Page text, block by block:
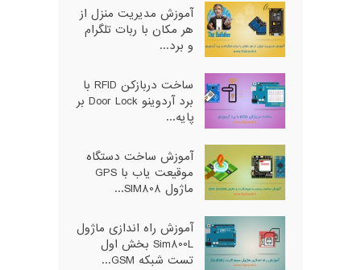
آموزش مدیریت منزل از
هر مکان با ربات تلگرام
و برد...
ساخت دربازکن RFID با
برد آردوینو Door Lock بر
پایه...
آموزش ساخت دستگاه
موقیعت یاب با GPS
ماژول SIM808...
آموزش راه اندازی ماژول
Sim800L بخش اول
تست شبکه GSM...